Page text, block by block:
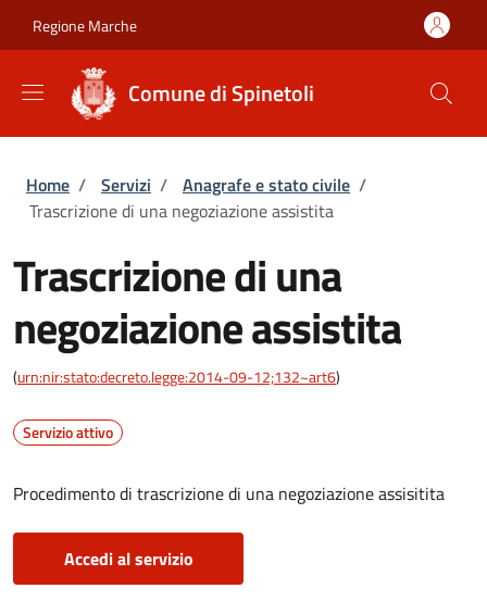
Regione Marche
Comune di Spinetoli
Briciole di pane
Home / Servizi / Anagrafe e stato civile /
Trascrizione di una negoziazione assistita
Trascrizione di una
negoziazione assistita
(urn:nir:stato:decreto.legge:2014-09-12;132~art6)
Servizio attivo
Procedimento di trascrizione di una negoziazione assisitita
Accedi al servizio